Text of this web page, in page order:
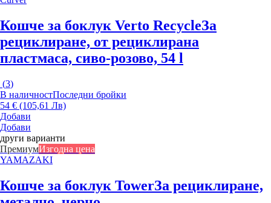
Кошче за боклук Verto RecycleЗа
рециклиране, от рециклирана
пластмаса, сиво-розово, 54 l
(3)
В наличностПоследни бройки
54 € (105,61 Лв)
Добави
Добави
други варианти
ПремиумИзгодна цена
YAMAZAKI
Кошче за боклук TowerЗа рециклиране,